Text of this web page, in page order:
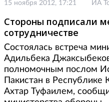
15 ноября 2012, 17:21 ИА
Стороны подписали
сотрудничестве
Состоялась встреча
Адильбека
полномочным послом
Пакистан в
Ахтар Туфаилем,